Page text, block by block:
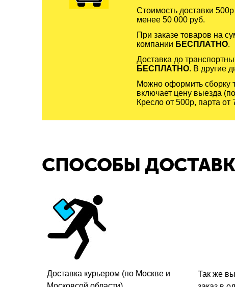
Стоимость доставки
менее 50 000 руб.
При заказе товаров на
компании БЕСПЛАТНО.
Доставка до
БЕСПЛАТНО. В другие
Можно оформить сборку
включает цену выезда
Кресло от 500р, парта от
СПОСОБЫ
Доставка курьером (по Москве и
Так же